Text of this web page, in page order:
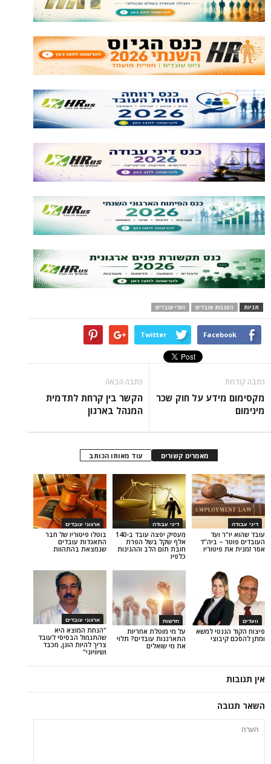
עובדים ועדי עובדים
Twitter
על חוק שכר
הקשר בין קרחת לתדמית
המנהל בארגון
עוד מאותו הכותב
ארגוני עובדים
בוטלו פיטוריו של חבר
התאגדות עובדים
שנמצאת בהתהוות
מעסיק יפצה עובד ב-140
אלף שקל בשל הפרת
חובת תום הלב וההגינות
ועד
ביה"ד
ארגוני עובדים
"הנחת המוצא היא
שהתגמול הבסיסי לעובד
צריך להיות הוגן, מכבד
ושיוויוני"
חדשות
על מי מוטלת אחריות
התארגנות עובדים? תלוי
את מי שואלים
למשא